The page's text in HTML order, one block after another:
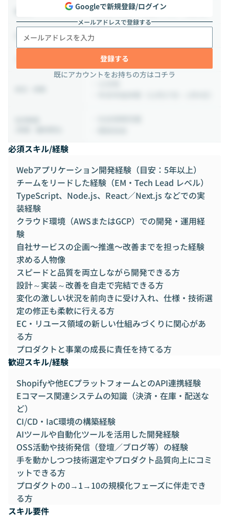
Googleで新規登録/ログイン
メールアドレスで登録する
登録する
既にアカウントをお持ちの方はコチラ
東京都大田区平和島1-2-20 2階C棟
出社に関する補足情報 週3日程度出社あり
フルリモート
必須スキル/経験
Webアプリケーション開発経験（目安：5年以上）
チームをリードした経験（EM・Tech Lead レベル）
TypeScript、Node.js、React／Next.js などでの実
装経験
クラウド環境（AWSまたはGCP）での開発・運用経
験
自社サービスの企画〜推進〜改善までを担った経験
求める人物像
スピードと品質を両立しながら開発できる方
設計～実装～改善を自走で完結できる方
変化の激しい状況を前向きに受け入れ、仕様・技術選
定の修正も柔軟に行える方
EC・リユース領域の新しい仕組みづくりに関心があ
る方
プロダクトと事業の成長に責任を持てる方
歓迎スキル/経験
Shopifyや他ECプラットフォームとのAPI連携経験
Eコマース関連システムの知識（決済・在庫・配送な
ど）
CI/CD・IaC環境の構築経験
AIツールや自動化ツールを活用した開発経験
OSS活動や技術発信（登壇／ブログ等）の経験
手を動かしつつ技術選定やプロダクト品質向上にコミ
ットできる方
プロダクトの0→1→10の規模化フェーズに伴走でき
る方
スキル要件